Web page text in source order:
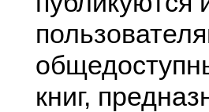
книг,